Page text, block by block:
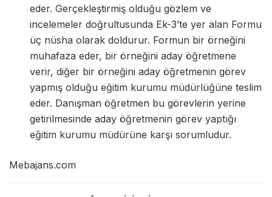
eder. Gerçekleştirmiş olduğu gözlem ve
incelemeler doğrultusunda Ek-3’te yer alan Formu
üç nüsha olarak doldurur. Formun bir örneğini
muhafaza eder, bir örneğini aday öğretmene
verir, diğer bir örneğini aday öğretmenin görev
yapmış olduğu eğitim kurumu müdürlüğüne teslim
eder. Danışman öğretmen bu görevlerin yerine
getirilmesinde aday öğretmenin görev yaptığı
eğitim kurumu müdürüne karşı sorumludur.
Mebajans.com